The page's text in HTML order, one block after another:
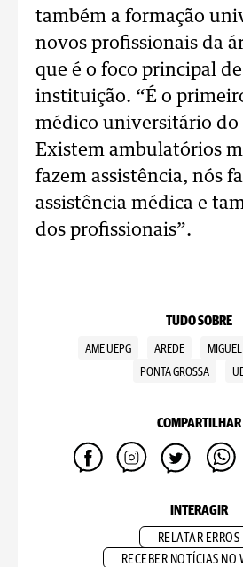
também a formação
novos profissionais da
que é o foco principal
instituição. “É o
médico universitário do
Existem ambulatórios
fazem assistência, nós
assistência médica e
dos profissionais”.
TUDO SOBRE
AME UEPG AREDE
PONTA GROSSA
COMPARTILHAR
INTERAGIR
RELATAR ERROS
RECEBER NOTÍCIAS NO